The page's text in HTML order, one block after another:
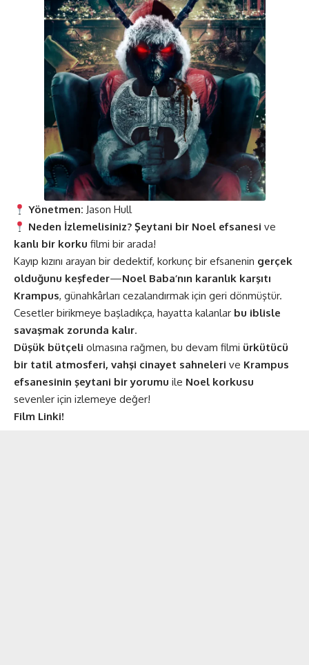
Yönetmen: Jason Hull
Neden İzlemelisiniz? Şeytani bir Noel efsanesi ve
kanlı bir korku filmi bir arada!
Kayıp kızını arayan bir dedektif, korkunç bir efsanenin gerçek
olduğunu keşfeder—Noel Baba’nın karanlık karşıtı
Krampus, günahkârları cezalandırmak için geri dönmüştür.
Cesetler birikmeye başladıkça, hayatta kalanlar bu iblisle
savaşmak zorunda kalır.
Düşük bütçeli olmasına rağmen, bu devam filmi ürkütücü
bir tatil atmosferi, vahşi cinayet sahneleri ve Krampus
efsanesinin şeytani bir yorumu ile Noel korkusu
sevenler için izlemeye değer!
Film Linki!